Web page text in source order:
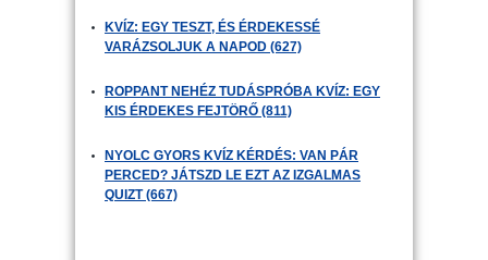
KVÍZ: EGY TESZT, ÉS ÉRDEKESSÉ
VARÁZSOLJUK A NAPOD (627)
ROPPANT NEHÉZ TUDÁSPRÓBA KVÍZ: EGY
KIS ÉRDEKES FEJTÖRŐ (811)
NYOLC GYORS KVÍZ KÉRDÉS: VAN PÁR
PERCED? JÁTSZD LE EZT AZ IZGALMAS
QUIZT (667)